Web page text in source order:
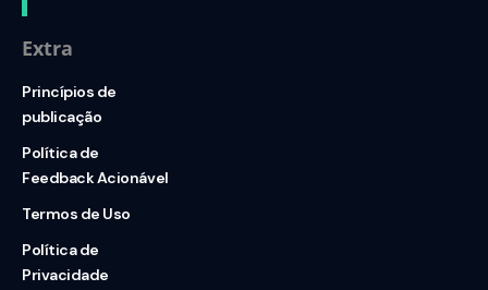
Extra
Princípios de
publicação
Política de
Feedback Acionável
Termos de Uso
Política de
Privacidade